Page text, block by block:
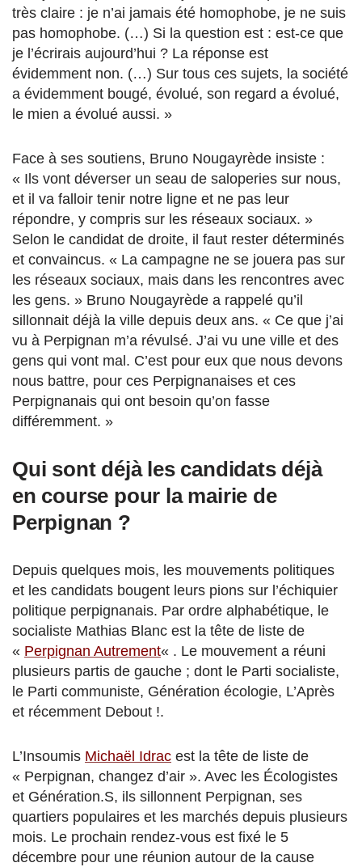
très claire : je n’ai jamais été homophobe, je ne suis
pas homophobe. (…) Si la question est : est-ce que
je l’écrirais aujourd’hui ? La réponse est
évidemment non. (…) Sur tous ces sujets, la société
a évidemment bougé, évolué, son regard a évolué,
le mien a évolué aussi. »
Face à ses soutiens, Bruno Nougayrède insiste :
« Ils vont déverser un seau de saloperies sur nous,
et il va falloir tenir notre ligne et ne pas leur
répondre, y compris sur les réseaux sociaux. »
Selon le candidat de droite, il faut rester déterminés
et convaincus. « La campagne ne se jouera pas sur
les réseaux sociaux, mais dans les rencontres avec
les gens. » Bruno Nougayrède a rappelé qu’il
sillonnait déjà la ville depuis deux ans. « Ce que j’ai
vu à Perpignan m’a révulsé. J’ai vu une ville et des
gens qui vont mal. C’est pour eux que nous devons
nous battre, pour ces Perpignanaises et ces
Perpignanais qui ont besoin qu’on fasse
différemment. »
Qui sont déjà les candidats déjà
en course pour la mairie de
Perpignan ?
Depuis quelques mois, les mouvements politiques
et les candidats bougent leurs pions sur l’échiquier
politique perpignanais. Par ordre alphabétique, le
socialiste Mathias Blanc est la tête de liste de
« Perpignan Autrement« . Le mouvement a réuni
plusieurs partis de gauche ; dont le Parti socialiste,
le Parti communiste, Génération écologie, L’Après
et récemment Debout !.
L’Insoumis Michaël Idrac est la tête de liste de
« Perpignan, changez d’air ». Avec les Écologistes
et Génération.S, ils sillonnent Perpignan, ses
quartiers populaires et les marchés depuis plusieurs
mois. Le prochain rendez-vous est fixé le 5
décembre pour une réunion autour de la cause